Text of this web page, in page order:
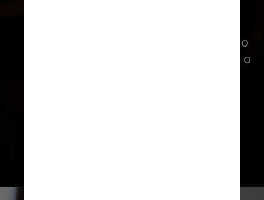
Sunshine” chegou à terceira semana no
topo da Billboard 200, o que faz dele o